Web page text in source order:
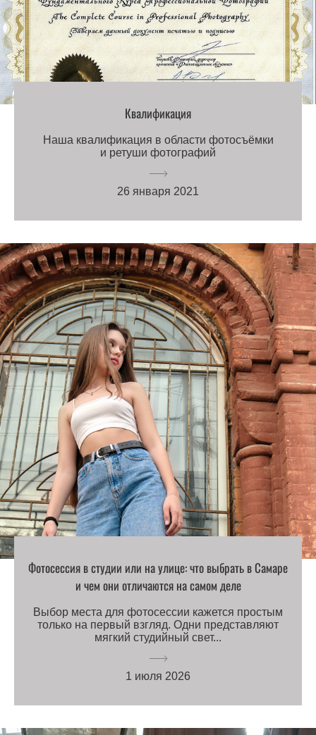
Квалификация
Наша квалификация в области фотосъёмки
и ретуши фотографий
26 января 2021
Фотосессия в студии или на улице: что выбрать в Самаре
и чем они отличаются на самом деле
Выбор места для фотосессии кажется простым
только на первый взгляд. Одни представляют
мягкий студийный свет...
1 июля 2026